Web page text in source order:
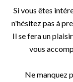
Si vous êtes
n'hésitez pas à
Il se fera un
vous
Ne manquez